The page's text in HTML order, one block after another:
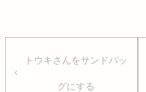
トウキさんをサンドバッ
グにする